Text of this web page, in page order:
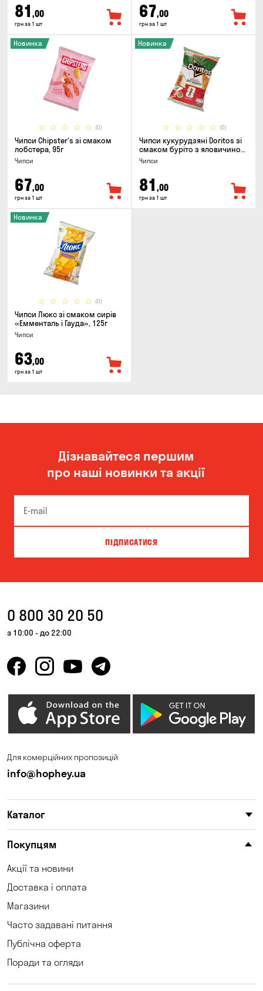
81 ,00
грн за 1 шт
67,00
грн за 1 шт
(0)
Новинка
Чипси Chipster's зі смаком
лобстера, 95г
Чипси
67,00
грн за 1 шт
(0)
Новинка
Чипси кукурудзяні Doritos зі
смаком буріто з яловичиною,
90г
Чипси
81 ,00
грн за 1 шт
(0)
Новинка
Чипси Люкс зі смаком сирів
«Емменталь і Гауда», 125г
Чипси
63,00
грн за 1 шт
Дізнавайтеся першим
про наші новинки та акції
ПІДПИСАТИСЯ
0 800 30 20 50
з 10:00 - до 22:00
Для комерційних пропозицій
info@hophey.ua
Каталог
Покупцям
Акції та новини
Доставка і оплата
Магазини
Часто задавані питання
Публічна оферта
Поради та огляди